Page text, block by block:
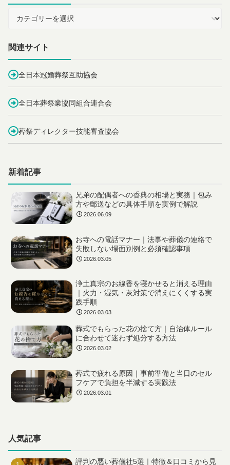
関連サイト
全日本冠婚葬祭互助協会
全日本葬祭業協同組合連合会
葬祭ディレクター技能審査協会
新着記事
兄弟の配偶者への香典の相場と実務｜包み
方や郵送などの具体手順を実例で解説
2026.06.09
お寺への電話マナー｜法事や葬儀の連絡で
失敗しない場面別例と必須確認事項
2026.03.05
浄土真宗のお線香を寝かせると消える理由
｜火力・湿気・灰対策で消えにくくする実
践手順
2026.03.03
葬式でもらった花の捨て方｜自治体ルール
に合わせて迷わず処分する方法
2026.03.02
葬式で疲れる原因｜事前準備と当日のセル
フケアで負担を半減する実践法
2026.03.01
人気記事
評判の悪い葬儀社5選｜特徴＆口コミから見